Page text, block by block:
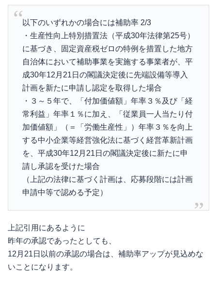
以下のいずれかの場合には補助率 2/3
・生産性向上特別措置法（平成30年法律第25号）
に基づき、固定資産税ゼロの特例を措置した地方
自治体において補助事業を実施する事業者が、平
成30年12月21日の閣議決定後に先端設備等導入
計画を新たに申請し認定を取得した場合
・３～５年で、「付加価値額」年率３％及び「経
常利益」年率１％に加え、「従業員一人当たり付
加価値額」（＝「労働生産性」）年率３％を向上
する中小企業等経営強化法に基づく経営革新計画
を、平成30年12月21日の閣議決定後に新たに申
請し承認を受けた場合
（上記の法律に基づく計画は、応募段階には計画
申請中等で認める予定）
上記引用にあるように
昨年の承認であったとしても、
12月21日以前の承認の場合は、補助率アップが見込めな
いことになります。